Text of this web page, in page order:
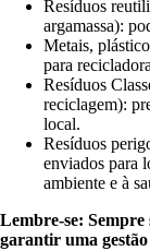
Resíduos
argamassa):
Metais,
para
Resíduos
reciclagem):
local.
Resíduos
enviados para
ambiente e à
Lembre-se:
garantir uma